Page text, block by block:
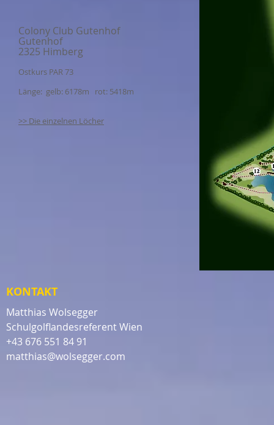
Colony Club Gutenhof
Gutenhof
2325 Himberg
Ostkurs PAR 73
Länge: gelb: 6178m rot: 5418m
>> Die einzelnen Löcher
KONTAKT
Matthias Wolsegger
Schulgolflandesreferent Wien
​+43 676 551 84 91
matthias@wolsegger.com